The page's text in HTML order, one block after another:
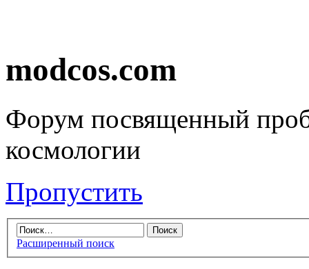
modcos.com
Форум посвященный
космологии
Пропустить
Расширенный поиск